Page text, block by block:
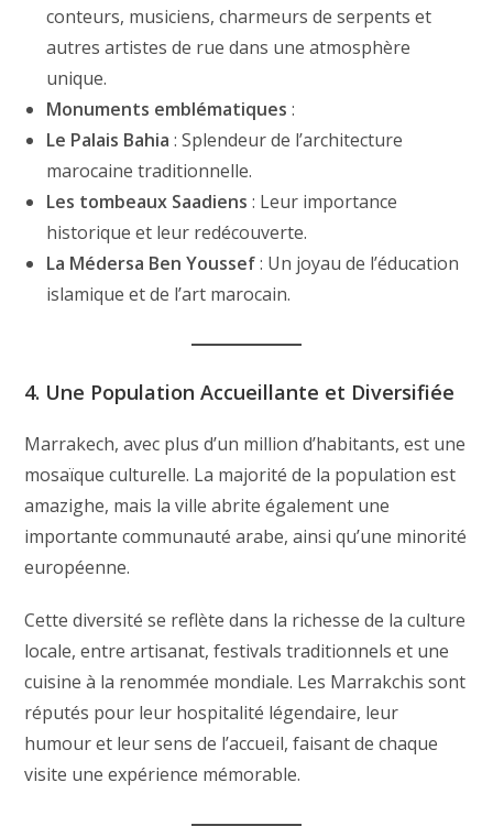
conteurs, musiciens, charmeurs de serpents et
autres artistes de rue dans une atmosphère
unique.
Monuments emblématiques :
Le Palais Bahia : Splendeur de l’architecture
marocaine traditionnelle.
Les tombeaux Saadiens : Leur importance
historique et leur redécouverte.
La Médersa Ben Youssef: Un joyau de l’éducation
islamique et de l’art marocain.
4. Une Population Accueillante et Diversifiée
Marrakech, avec plus d’un million d’habitants, est une
mosaïque culturelle. La majorité de la population est
amazighe, mais la ville abrite également une
importante communauté arabe, ainsi qu’une minorité
européenne.
Cette diversité se reflète dans la richesse de la culture
locale, entre artisanat, festivals traditionnels et une
cuisine à la renommée mondiale. Les Marrakchis sont
réputés pour leur hospitalité légendaire, leur
humour et leur sens de l’accueil, faisant de chaque
visite une expérience mémorable.